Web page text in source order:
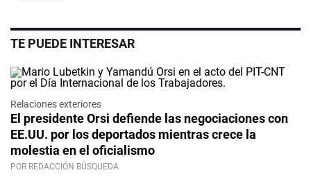
TE PUEDE INTERESAR
Relaciones exteriores
El presidente Orsi defiende las negociaciones con
EE.UU. por los deportados mientras crece la
molestia en el oficialismo
POR REDACCIÓN BÚSQUEDA